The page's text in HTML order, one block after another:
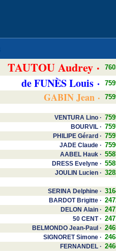
TAUTOU Audrey ·
de FUNÈS Louis ·
GABIN Jean ·
VENTURA Lino ·
BOURVIL ·
PHILIPE Gérard ·
JADE Claude ·
AABEL Hauk ·
DRESS Evelyne ·
JOULIN Lucien ·
SERINA Delphine ·
BARDOT Brigitte ·
DELON Alain ·
50 CENT ·
BELMONDO Jean-Paul ·
SIGNORET Simone ·
FERNANDEL ·